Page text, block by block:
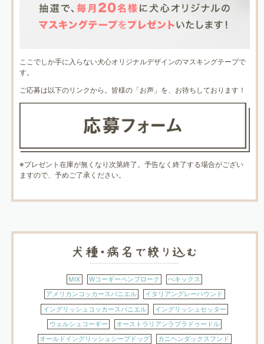
ここでしか手に入らない犬心オリジナルデザインのマスキングテープで
す。
ご応募は以下のリンクから。皆様の「お声」を、お待ちしております！
※プレゼント在庫が無くなり次第終了。予告なく終了する場合がござい
ますので、予めご了承ください。
MIX Wコーギーペンブローク
ぺキックス
アメリカンコッカースパニエル
イタリアングレーハウンド
イングリッシュコッカースパニエル
イングリッシュセッター
ウェルシュコーギー
オーストラリアンラブラドゥードル
オールドイングリッシュシープドッグ
カニヘンダックスフンド